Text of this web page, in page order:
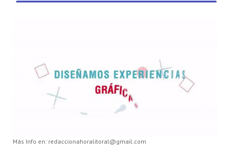
Más Info en: redaccionahoralitoral@gmail.com